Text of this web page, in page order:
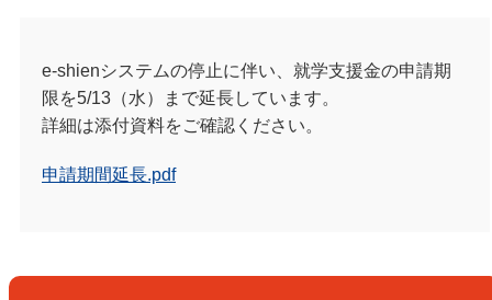
e-shienシステムの停止に伴い、就学支援金の申請期
限を5/13（水）まで延長しています。
詳細は添付資料をご確認ください。
申請期間延長.pdf